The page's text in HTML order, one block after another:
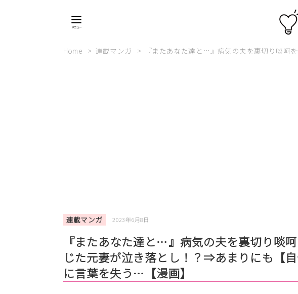
Home 連載マンガ 『またあなた達と…』病気の夫を裏切り啖呵
連載マンガ 2023年6月8日
『またあなた達と…』病気の夫を裏切り啖
じた元妻が泣き落とし！？⇒あまりにも【自
に言葉を失う…【漫画】